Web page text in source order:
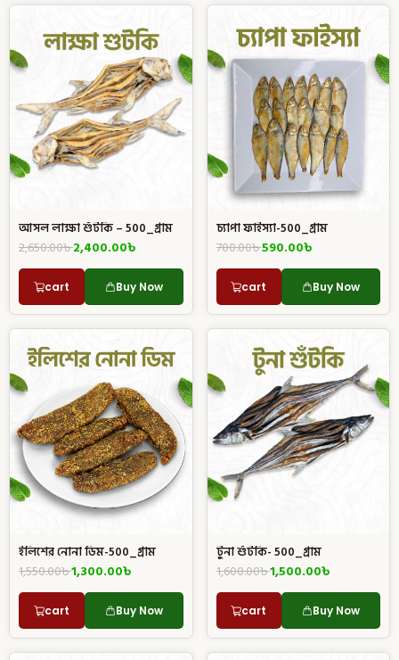
আসল লাক্ষা শুঁটকি – 500_গ্রাম
2,650.00৳2,400.00৳
cart Buy Now
চ্যাপা ফাইস্যা-500_গ্রাম
700.00৳590.00৳
cart Buy Now
ইলিশের নোনা ডিম-500_গ্রাম
1,550.00৳1,300.00৳
cart Buy Now
টুনা শুঁটকি- 500_গ্রাম
1,600.00৳1,500.00৳
cart Buy Now